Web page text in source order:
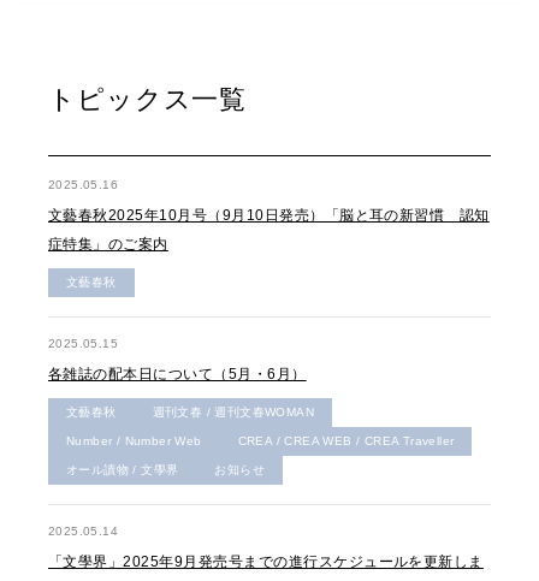
トピックス一覧
2025.05.16
文藝春秋2025年10月号（9月10日発売）「脳と耳の新習慣 認知
症特集」のご案内
文藝春秋
2025.05.15
各雑誌の配本日について（5月・6月）
文藝春秋 週刊文春 / 週刊文春WOMAN
Number / Number Web CREA / CREA WEB / CREA Traveller
オール讀物 / 文學界 お知らせ
2025.05.14
「文學界」2025年9月発売号までの進行スケジュールを更新しま